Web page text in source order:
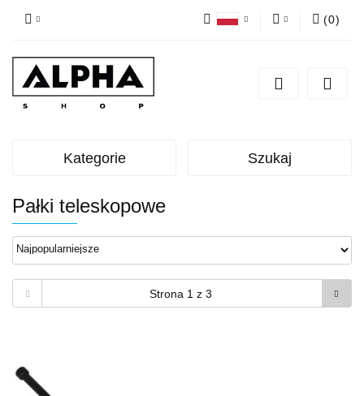
Zarejestruj się
(0)
Kategorie Szukaj
Pałki teleskopowe